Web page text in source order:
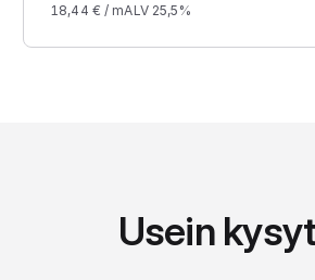
18,44 € / mALV 25,5%
Usein